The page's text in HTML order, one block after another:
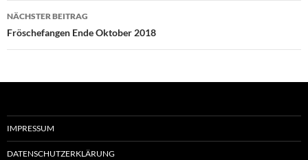
NÄCHSTER BEITRAG
Fröschefangen Ende Oktober 2018
IMPRESSUM
DATENSCHUTZERKLÄRUNG